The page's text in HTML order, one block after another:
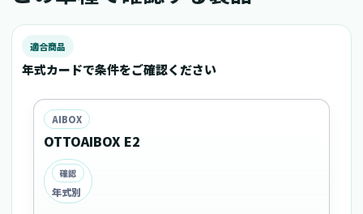
適合商品
年式カードで条件をご確認ください
AIBOX
OTTOAIBOX E2
確認
年式別